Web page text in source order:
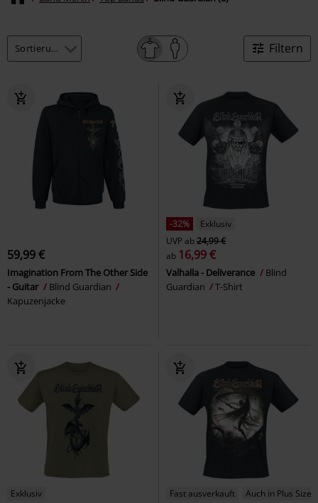
Filtern
59,99 €
Imagination From The Other Side
- Guitar
Blind Guardian
Kapuzenjacke
-32%
Exklusiv
UVPab24,99 €
ab 16,99 €
Valhalla - Deliverance
Blind
Guardian
T-Shirt
Exklusiv
Fast ausverkauft
Auch in Plus Size